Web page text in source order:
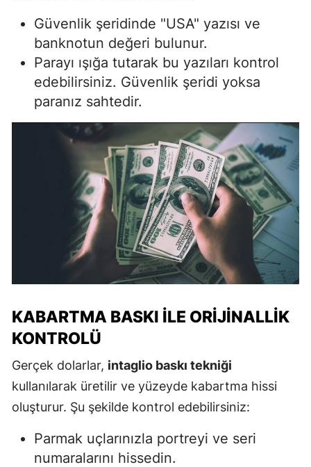
Güvenlik şeridinde "USA" yazısı ve
banknotun değeri bulunur.
Parayı ışığa tutarak bu yazıları kontrol
edebilirsiniz. Güvenlik şeridi yoksa
paranız sahtedir.
KABARTMA BASKI ILE ORIJINALLIK
KONTROLÜ
Gerçek dolarlar, intaglio baskı tekniği
kullanılarak üretilir ve yüzeyde kabartma hissi
oluşturur. Şu şekilde kontrol edebilirsiniz:
Parmak uçlarınızla portreyi ve seri
numaralarını hissedin.